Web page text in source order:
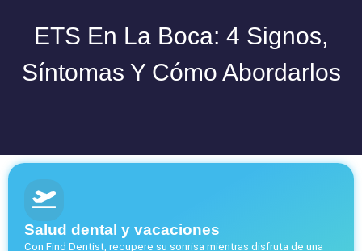
ETS En La Boca: 4 Signos,
Síntomas Y Cómo Abordarlos
Salud dental y vacaciones
Con Find Dentist, recupere su sonrisa mientras disfruta de una